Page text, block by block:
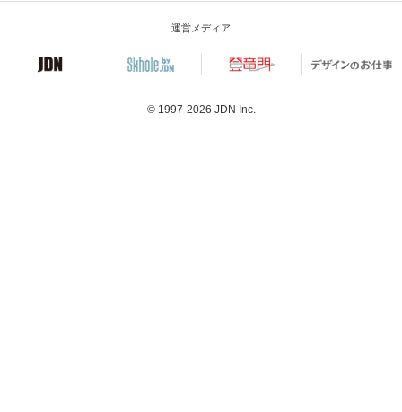
運営メディア
© 1997-2026 JDN Inc.